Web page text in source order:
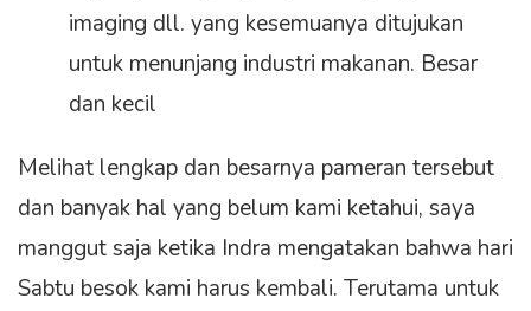
imaging dll. yang kesemuanya ditujukan
untuk menunjang industri makanan. Besar
dan kecil
Melihat lengkap dan besarnya pameran tersebut
dan banyak hal yang belum kami ketahui, saya
manggut saja ketika Indra mengatakan bahwa hari
Sabtu besok kami harus kembali. Terutama untuk